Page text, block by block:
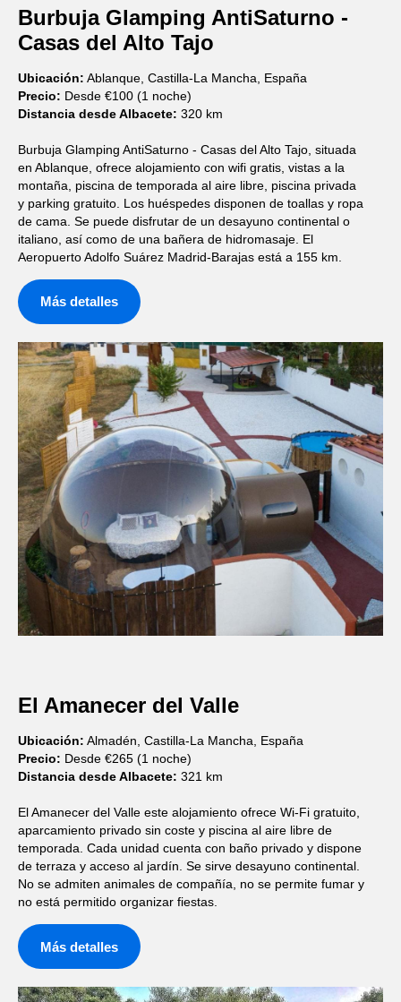
Burbuja Glamping AntiSaturno -
Casas del Alto Tajo
Ubicación: Ablanque, Castilla-La Mancha, España
Precio: Desde €100 (1 noche)
Distancia desde Albacete: 320 km
Burbuja Glamping AntiSaturno - Casas del Alto Tajo, situada
en Ablanque, ofrece alojamiento con wifi gratis, vistas a la
montaña, piscina de temporada al aire libre, piscina privada
y parking gratuito. Los huéspedes disponen de toallas y ropa
de cama. Se puede disfrutar de un desayuno continental o
italiano, así como de una bañera de hidromasaje. El
Aeropuerto Adolfo Suárez Madrid-Barajas está a 155 km.
Más detalles
El Amanecer del Valle
Ubicación: Almadén, Castilla-La Mancha, España
Precio: Desde €265 (1 noche)
Distancia desde Albacete: 321 km
El Amanecer del Valle este alojamiento ofrece Wi‑Fi gratuito,
aparcamiento privado sin coste y piscina al aire libre de
temporada. Cada unidad cuenta con baño privado y dispone
de terraza y acceso al jardín. Se sirve desayuno continental.
No se admiten animales de compañía, no se permite fumar y
no está permitido organizar fiestas.
Más detalles